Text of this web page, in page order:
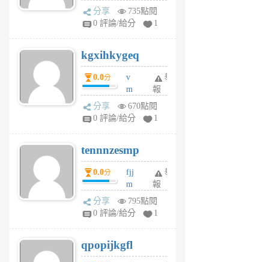
wi
w
6
個
月
前
分享
735點閱
0 評論/給分
1
kgxihkygeq
0.0分
v
m
sg
sr
6
個
月
前
舉
報
分享
670點閱
0 評論/給分
1
tennnzesmp
0.0分
fjj
m
w
rs
6
個
舉
報
分享
795點閱
0 評論/給分
1
qpopijkgfl